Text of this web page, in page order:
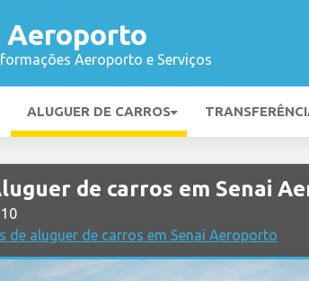
Aeroporto
Aeroporto e Serviços
ALUGUER DE CARROS
de carros em Senai
de aluguer de carros em Senai Aeroporto